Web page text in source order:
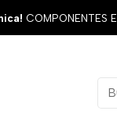
COMPONENTES
Inicio